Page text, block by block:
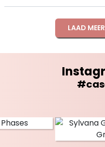
LAAD